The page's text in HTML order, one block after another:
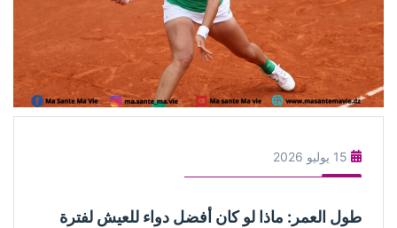
15 يوليو 2026
طول العمر: ماذا لو كان أفضل دواء للعيش لفترة